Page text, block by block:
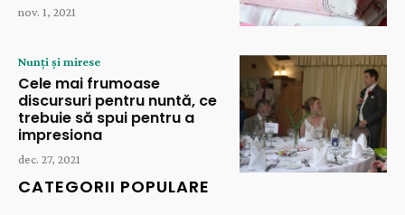
nov. 1, 2021
Nunți și mirese
Cele mai frumoase
discursuri pentru nuntă, ce
trebuie să spui pentru a
impresiona
dec. 27, 2021
CATEGORII POPULARE